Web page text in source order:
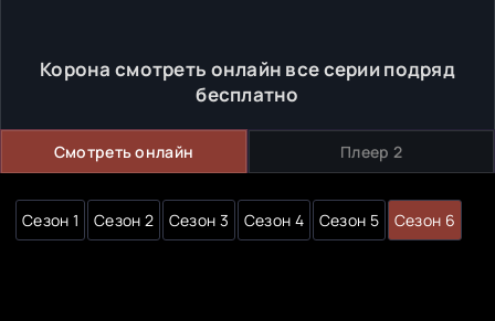
Корона смотреть онлайн все серии подряд
бесплатно
Смотреть онлайн Плеер 2
Сезон 1 Сезон 2 Сезон 3 Сезон 4 Сезон 5 Сезон 6